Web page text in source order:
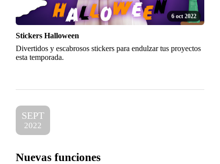
6 oct 2022
Stickers Halloween
Divertidos y escabrosos stickers para endulzar tus proyectos
esta temporada.
SEPT
2022
Nuevas funciones